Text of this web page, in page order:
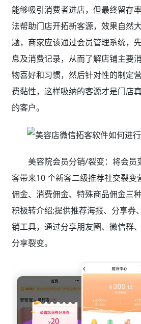
能够吸引消费者进店，但最终留存
法帮助门店开拓新客源，效果自然
题，商家应该通过会员管理系统，
息及消费记录，从而了解店铺主要
物喜好和习惯，然后针对性的制定
费黏性，这样吸纳的客源才是门店
的客户。
美容院会员分销/裂变：将会员
客带来10 个新客二级推荐社交裂变
佣金、消费佣金、特殊商品佣金三
积极转介绍;提供推荐海报、分享券
销工具，通过分享朋友圈、微信群
分享裂变。